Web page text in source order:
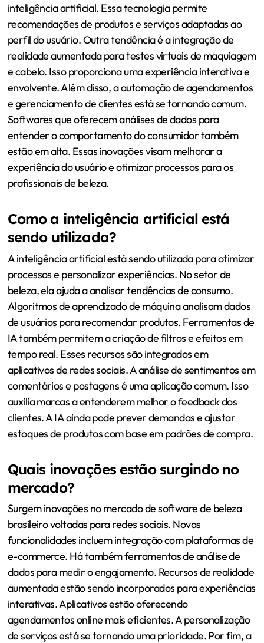
inteligência artificial. Essa tecnologia permite
recomendações de produtos e serviços adaptadas ao
perfil do usuário. Outra tendência é a integração de
realidade aumentada para testes virtuais de maquiagem
e cabelo. Isso proporciona uma experiência interativa e
envolvente. Além disso, a automação de agendamentos
e gerenciamento de clientes está se tornando comum.
Softwares que oferecem análises de dados para
entender o comportamento do consumidor também
estão em alta. Essas inovações visam melhorar a
experiência do usuário e otimizar processos para os
profissionais de beleza.
Como a inteligência artificial está
sendo utilizada?
A inteligência artificial está sendo utilizada para otimizar
processos e personalizar experiências. No setor de
beleza, ela ajuda a analisar tendências de consumo.
Algoritmos de aprendizado de máquina analisam dados
de usuários para recomendar produtos. Ferramentas de
IA também permitem a criação de filtros e efeitos em
tempo real. Esses recursos são integrados em
aplicativos de redes sociais. A análise de sentimentos em
comentários e postagens é uma aplicação comum. Isso
auxilia marcas a entenderem melhor o feedback dos
clientes. A IA ainda pode prever demandas e ajustar
estoques de produtos com base em padrões de compra.
Quais inovações estão surgindo no
mercado?
Surgem inovações no mercado de software de beleza
brasileiro voltadas para redes sociais. Novas
funcionalidades incluem integração com plataformas de
e-commerce. Há também ferramentas de análise de
dados para medir o engajamento. Recursos de realidade
aumentada estão sendo incorporados para experiências
interativas. Aplicativos estão oferecendo
agendamentos online mais eficientes. A personalização
de serviços está se tornando uma prioridade. Por fim, a